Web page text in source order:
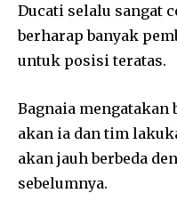
Ducati selalu sangat
berharap banyak
untuk posisi teratas.
Bagnaia mengatakan
akan ia dan tim
akan jauh berbeda
sebelumnya.